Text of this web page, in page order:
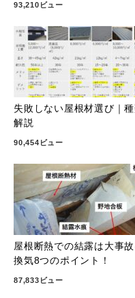
93,210ビュー
失敗しない屋根材選び｜
解説
90,454ビュー
屋根断熱での結露は大事
換気8つのポイント！
87,833ビュー